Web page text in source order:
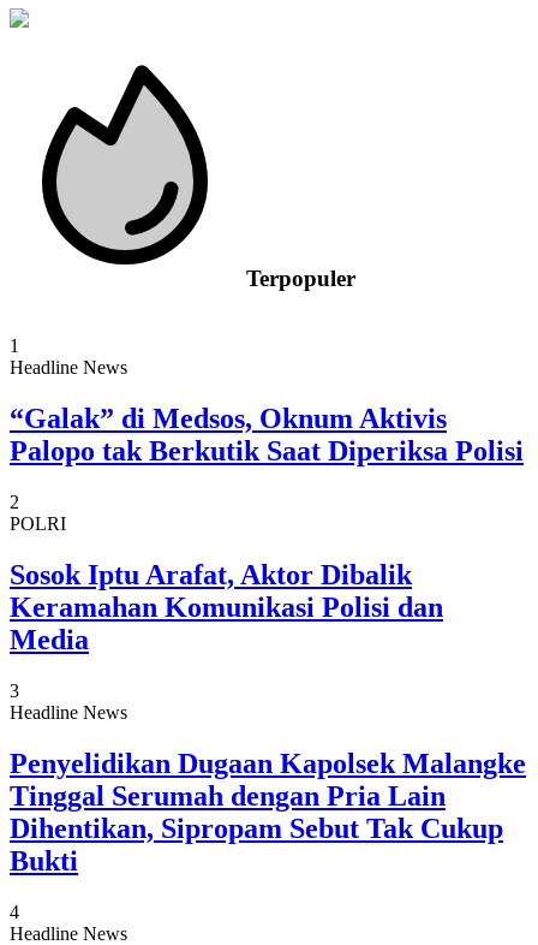
Terpopuler
1
Headline News
“Galak” di Medsos, Oknum Aktivis
Palopo tak Berkutik Saat Diperiksa Polisi
2
POLRI
Sosok Iptu Arafat, Aktor Dibalik
Keramahan Komunikasi Polisi dan
Media
3
Headline News
Penyelidikan Dugaan Kapolsek Malangke
Tinggal Serumah dengan Pria Lain
Dihentikan, Sipropam Sebut Tak Cukup
Bukti
4
Headline News